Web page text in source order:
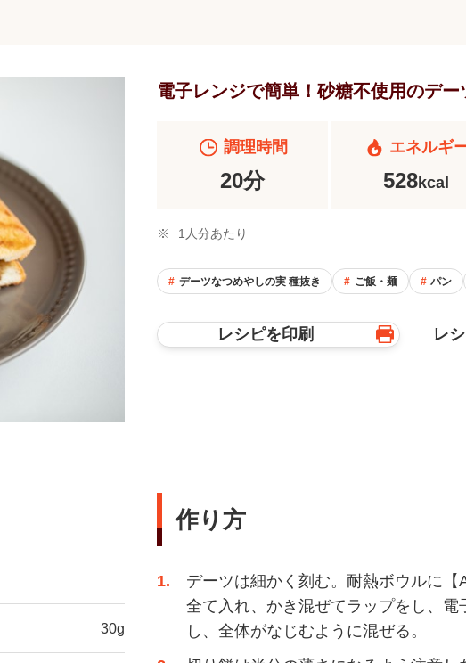
電子レンジで簡単！砂糖不使用のデー
調理時間
20分
エネルギ
528kcal
※ 1人分あたり
デーツなつめやしの実 種抜き ご飯・麺 パン
レシピを印刷 レ
30g
作り方
1
デーツは細かく刻む。耐熱ボウルに【
全て入れ、かき混ぜてラップをし、電
し、全体がなじむように混ぜる。